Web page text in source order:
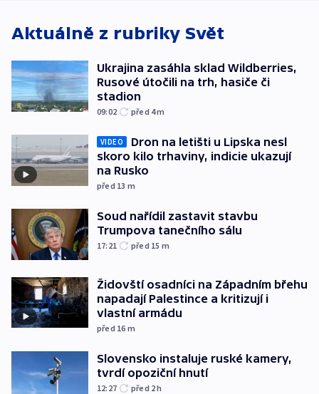
Aktuálně z rubriky Svět
Ukrajina zasáhla sklad Wildberries,
Rusové útočili na trh, hasiče či
stadion
09:02 před 4m
VIDEO
Dron na letišti u Lipska nesl
skoro kilo trhaviny, indicie ukazují
na Rusko
před 13 m
Soud nařídil zastavit stavbu
Trumpova tanečního sálu
17:21 před 15 m
Židovští osadníci na Západním břehu
napadají Palestince a kritizují i
vlastní armádu
před 16 m
Slovensko instaluje ruské kamery,
tvrdí opoziční hnutí
12:27 před 2h